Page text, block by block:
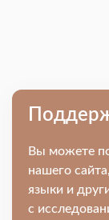
Вы можете
нашего
языки и
с